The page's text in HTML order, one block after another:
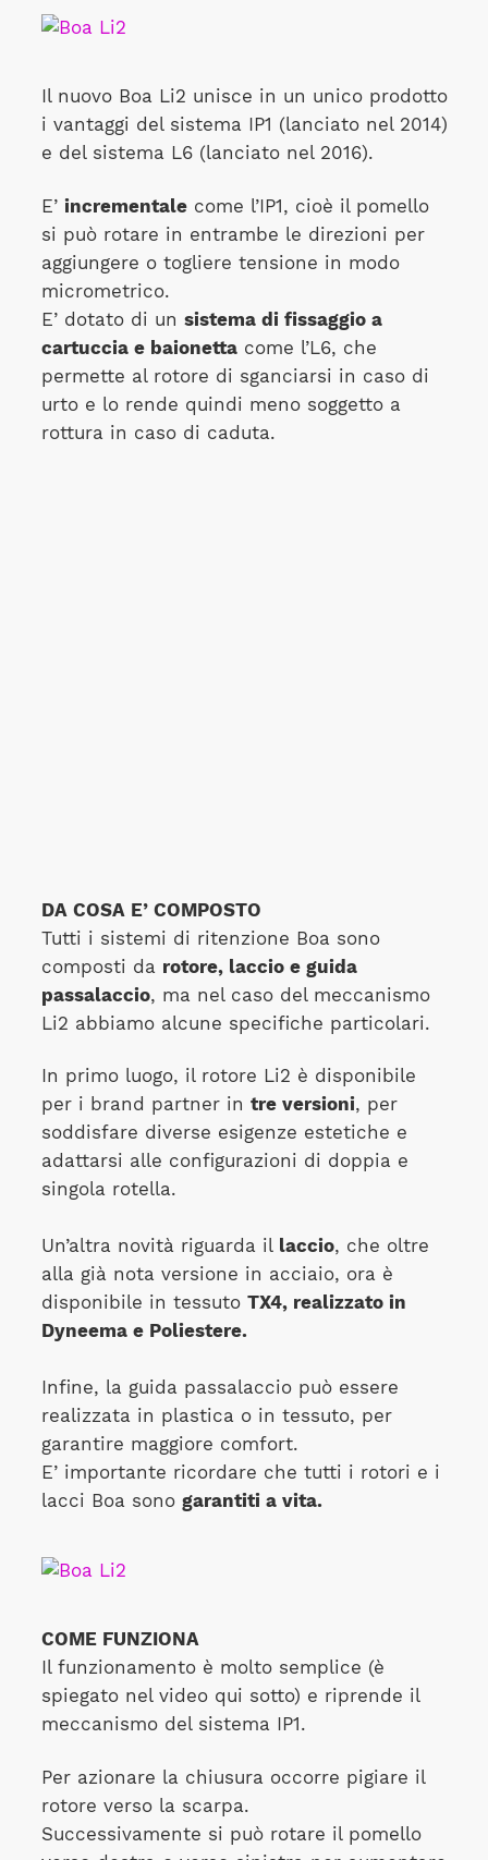
Il nuovo Boa Li2 unisce in un unico prodotto
i vantaggi del sistema IP1 (lanciato nel 2014)
e del sistema L6 (lanciato nel 2016).
E’ incrementalecome l’IP1, cioè il pomello
si può rotare in entrambe le direzioni per
aggiungere o togliere tensione in modo
micrometrico.
E’ dotato di un sistema di fissaggio a
cartuccia e baionettacome l’L6, che
permette al rotore di sganciarsi in caso di
urto e lo rende quindi meno soggetto a
rottura in caso di caduta.
DA COSA E’ COMPOSTO
Tutti i sistemi di ritenzione Boa sono
composti da rotore, laccio e guida
passalaccio, ma nel caso del meccanismo
Li2 abbiamo alcune specifiche particolari.
In primo luogo, il rotore Li2 è disponibile
per i brand partner in tre versioni, per
soddisfare diverse esigenze estetiche e
adattarsi alle configurazioni di doppia e
singola rotella.
Un’altra novità riguarda il laccio, che oltre
alla già nota versione in acciaio, ora è
disponibile in tessuto TX4, realizzato in
Dyneema e Poliestere.
Infine, la guida passalaccio può essere
realizzata in plastica o in tessuto, per
garantire maggiore comfort.
E’ importante ricordare che tutti i rotori e i
lacci Boa sono garantiti a vita.
COME FUNZIONA
Il funzionamento è molto semplice (è
spiegato nel video qui sotto) e riprende il
meccanismo del sistema IP1.
Per azionare la chiusura occorre pigiare il
rotore verso la scarpa.
Successivamente si può rotare il pomello